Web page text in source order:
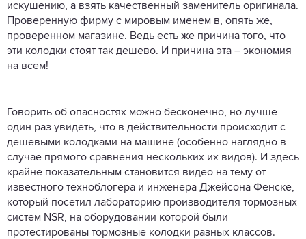
искушению, а взять качественный заменитель оригинала.
Проверенную фирму с мировым именем в, опять же,
проверенном магазине. Ведь есть же причина того, что
эти колодки стоят так дешево. И причина эта – экономия
на всем!
Говорить об опасностях можно бесконечно, но лучше
один раз увидеть, что в действительности происходит с
дешевыми колодками на машине (особенно наглядно в
случае прямого сравнения нескольких их видов). И здесь
крайне показательным становится видео на тему от
известного техноблогера и инженера Джейсона Фенске,
который посетил лабораторию производителя тормозных
систем NSR, на оборудовании которой были
протестированы тормозные колодки разных классов.